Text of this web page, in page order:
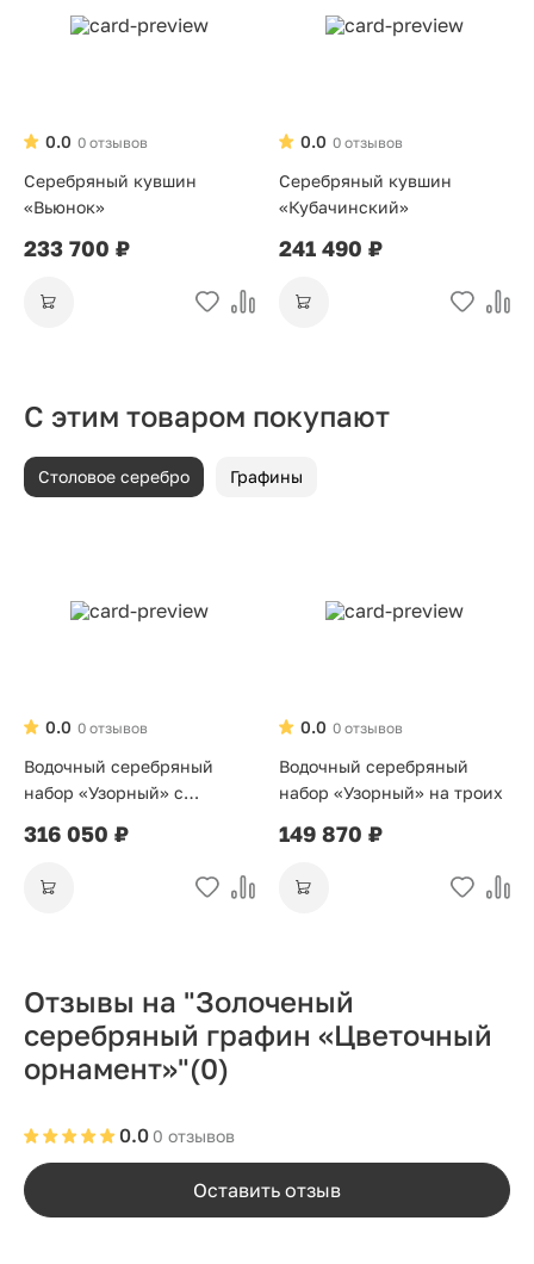
0 отзывов
0.0
Серебряный кувшин
«Вьюнок»
233 700 ₽
0 отзывов
0.0
Серебряный кувшин
«Кубачинский»
241 490 ₽
С этим товаром покупают
Столовое серебро Графины
0 отзывов
0.0
Водочный серебряный
набор «Узорный» с
316 050 ₽
0 отзывов
0.0
Водочный серебряный
набор «Узорный» на троих
149 870 ₽
Отзывы на "Золоченый
серебряный графин «Цветочный
орнамент»"(0)
0 отзывов
0.0
Оставить отзыв